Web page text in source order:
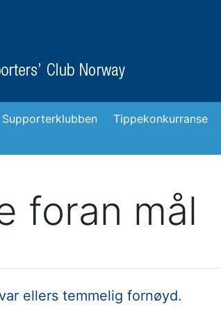
Supporterklubben Tippekonkurranse
foran mål
ellers temmelig fornøyd.